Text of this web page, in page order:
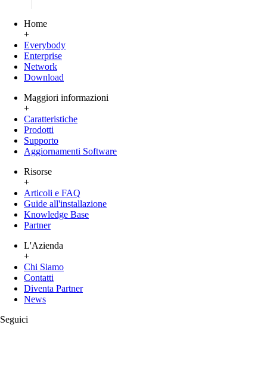
Home
+
Everybody
Enterprise
Network
Download
Maggiori informazioni
+
Caratteristiche
Prodotti
Supporto
Aggiornamenti Software
Risorse
+
Articoli e FAQ
Guide all'installazione
Knowledge Base
Partner
L'Azienda
+
Chi Siamo
Contatti
Diventa Partner
News
Seguici